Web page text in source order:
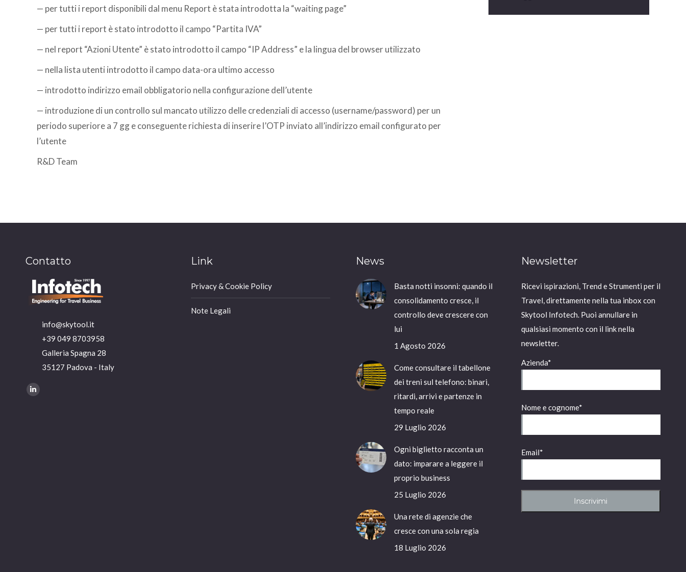
— per tutti i report disponibili dal menu Report è stata introdotta la “waiting page”
— per tutti i report è stato introdotto il campo “Partita IVA”
— nel report “Azioni Utente” è stato introdotto il campo “IP Address” e la lingua del browser utilizzato
— nella lista utenti introdotto il campo data-ora ultimo accesso
— introdotto indirizzo email obbligatorio nella configurazione dell’utente
— introduzione di un controllo sul mancato utilizzo delle credenziali di accesso (username/password) per un
periodo superiore a 7 gg e conseguente richiesta di inserire l’OTP inviato all’indirizzo email configurato per
l’utente
R&D Team
Contatto
info@skytool.it
+39 049 8703958
Galleria Spagna 28
35127 Padova - Italy
Ci puoi trovare su:
Linkedin
Link
Privacy & Cookie Policy
Note Legali
News
Basta notti insonni: quando il
consolidamento cresce, il
controllo deve crescere con
lui
1 Agosto 2026
Come consultare il tabellone
dei treni sul telefono: binari,
ritardi, arrivi e partenze in
tempo reale
29 Luglio 2026
Ogni biglietto racconta un
dato: imparare a leggere il
proprio business
25 Luglio 2026
Una rete di agenzie che
cresce con una sola regia
18 Luglio 2026
Newsletter
Ricevi ispirazioni, Trend e Strumenti per il
Travel, direttamente nella tua inbox con
Skytool Infotech. Puoi annullare in
qualsiasi momento con il link nella
newsletter.
Azienda*
Nome e cognome*
Email*